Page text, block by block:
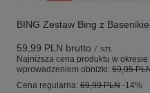
BING Zestaw Bing z
59,99 PLN brutto / szt.
Najniższa cena produktu w okresie
wprowadzeniem obniżki: 59,95
Cena regularna: 69,99 PLN -14%